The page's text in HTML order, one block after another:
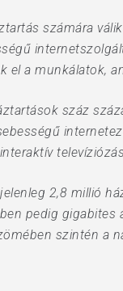
számára
a munkálatok,
száz
2,8 millió
pedig
szintén a